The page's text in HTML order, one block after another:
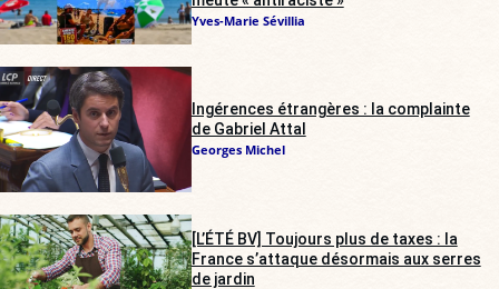
Yves-Marie Sévillia
Ingérences étrangères : la complainte
de Gabriel Attal
Georges Michel
[L’ÉTÉ BV] Toujours plus de taxes : la
France s’attaque désormais aux serres
de jardin